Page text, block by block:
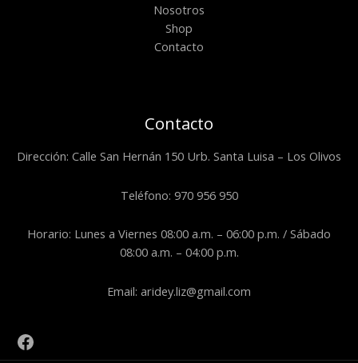
Nosotros
Shop
Contacto
Contacto
Dirección: Calle San Hernán 150 Urb. Santa Luisa – Los Olivos
Teléfono: 970 956 950
Horario: Lunes a Viernes 08:00 a.m. – 06:00 p.m. / Sábado
08:00 a.m. – 04:00 p.m.
Email: aridey.liz@gmail.com